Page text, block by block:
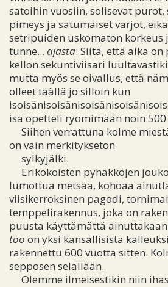
satoihin vuosiin, solisevat purot,
pimeys ja satumaiset varjot,
setripuiden uskomaton korkeus
tunne... ajasta. Siitä, että aika
kellon sekuntiviisari
mutta myös se oivallus, että
olleet täällä jo silloin kun
isä opetteli ryömimään noin
Siihen verrattuna kolme
on vain merkityksetön
sylkyjälki.
Erikokoisten pyhäkköjen
lumottua metsää, kohoaa
viisikerroksinen pagodi,
temppelirakennus, joka on
puusta käyttämättä
too on yksi kansallisista
rakennettu 600 vuotta sitten.
sepposen selällään.
Olemme ilmeisestikin niin